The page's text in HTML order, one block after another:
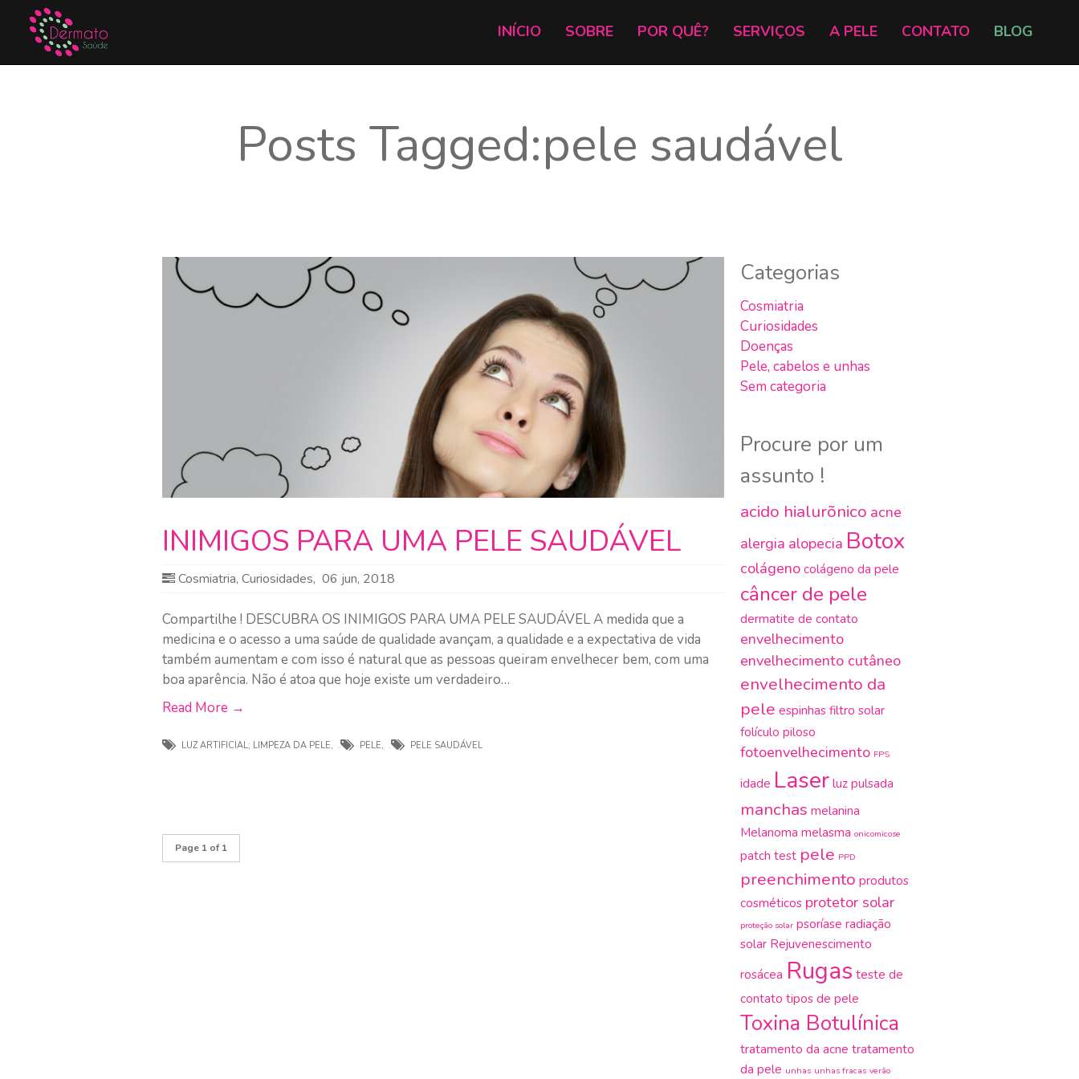
INÍCIO SOBRE POR QUÊ? SERVIÇOS A PELE CONTATO BLOG
Posts Tagged:pele saudável
INIMIGOS PARA UMA PELE SAUDÁVEL
Cosmiatria, Curiosidades, 06 jun, 2018
Compartilhe ! DESCUBRA OS INIMIGOS PARA UMA PELE SAUDÁVEL A medida que a
medicina e o acesso a uma saúde de qualidade avançam, a qualidade e a expectativa de vida
também aumentam e com isso é natural que as pessoas queiram envelhecer bem, com uma
boa aparência. Não é atoa que hoje existe um verdadeiro…
Read More →
LUZ ARTIFICIAL; LIMPEZA DA PELE, PELE, PELE SAUDÁVEL
Page 1 of 1
Categorias
Cosmiatria
Curiosidades
Doenças
Pele, cabelos e unhas
Sem categoria
Procure por um
assunto !
acido hialurõnico acne
alergia alopecia Botox
colágeno colágeno da pele
câncer de pele
dermatite de contato
envelhecimento
envelhecimento cutâneo
envelhecimento da
pele espinhas filtro solar
folículo piloso
fotoenvelhecimento FPS
idade Laser luz pulsada
manchas melanina
Melanoma melasma onicomicose
patch test pele PPD
preenchimento produtos
cosméticos protetor solar
proteção solar psoríase radiação
solar Rejuvenescimento
rosácea Rugas teste de
contato tipos de pele
Toxina Botulínica
tratamento da acne tratamento
da pele unhas unhas fracas verão